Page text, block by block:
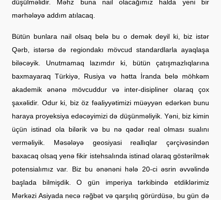
düşülməlidir. Məhz buna nail olacağımız halda yeni bir
mərhələyə addım atılacaq.
Bütün bunlara nail olsaq belə bu o demək deyil ki, biz istər
Qərb, istərsə də regiondakı mövcud standardlarla ayaqlaşa
biləcəyik. Unutmamaq lazımdır ki, bütün çatışmazlıqlarına
baxmayaraq Türkiyə, Rusiya və hətta İranda belə möhkəm
akademik ənənə mövcuddur və inter-disipliner olaraq çox
şaxəlidir. Odur ki, biz öz fəaliyyətimizi müəyyən edərkən bunu
haraya proyeksiya edəcəyimizi də düşünməliyik. Yəni, biz kimin
üçün istinad ola bilərik və bu nə qədər real olması sualını
verməliyik. Məsələyə geosiyasi reallıqlar çərçivəsindən
baxacaq olsaq yenə fikir istehsalında istinad olaraq göstərilmək
potensialımız var. Biz bu ənənəni hələ 20-ci əsrin əvvəlində
başlada bilmişdik. O gün imperiya tərkibində etdiklərimiz
Mərkəzi Asiyada necə rəğbət və qarşılıq görürdüsə, bu gün də